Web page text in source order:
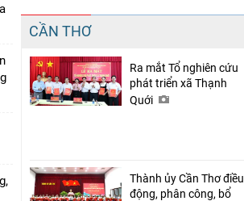
Chia sẻ
CẦN THƠ
Ra mắt Tổ nghiên cứu
phát triển xã Thạnh
Quới
Thành ủy Cần Thơ điều
động, phân công, bổ